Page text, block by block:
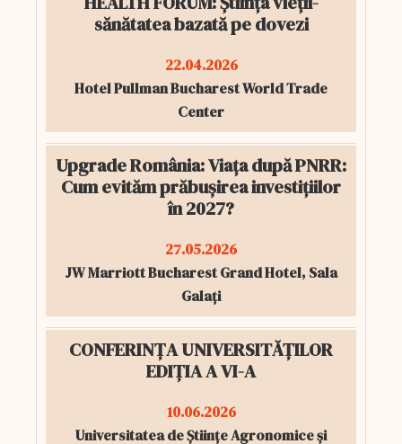
sănătatea bazată pe dovezi
22.04.2026
Hotel Pullman Bucharest World Trade
Center
Upgrade România: Viața după PNRR:
Cum evităm prăbușirea investițiilor
în 2027?
27.05.2026
JW Marriott Bucharest Grand Hotel, Sala
Galați
CONFERINȚA UNIVERSITĂȚILOR
EDIȚIA A VI-A
10.06.2026
Universitatea de Științe Agronomice și